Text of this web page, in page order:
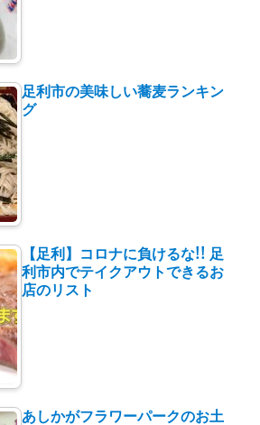
足利市の美味しい蕎麦ランキン
グ
【足利】コロナに負けるな!! 足
利市内でテイクアウトできるお
店のリスト
あしかがフラワーパークのお土